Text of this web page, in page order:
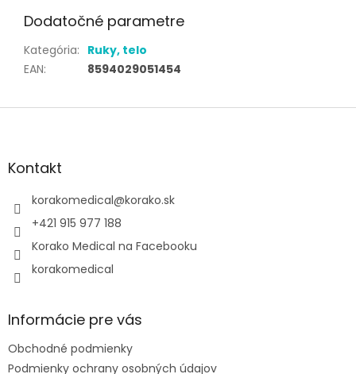
Dodatočné parametre
Kategória: Ruky, telo
EAN: 8594029051454
Z
äKontakt
korakomedical@korako.sk
+421 915 977 188
Korako Medical na Facebooku
korakomedical
Informácie pre vás
Obchodné podmienky
Podmienky ochrany osobných údajov